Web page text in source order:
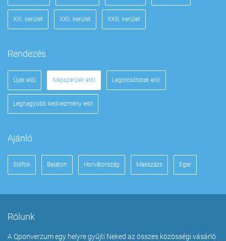
XXI. kerület XXII. kerület XXIII. kerület
Rendezés
Újak elöl Népszerűek elöl Legolcsóbbak elöl
Legnagyobb kedvezmény elöl
Ajánló
Siófok Balaton Horvátország Masszázs Eger
Rólunk
A Qponverzum egy helyre gyűjti Neked az összes közösségi vásárló